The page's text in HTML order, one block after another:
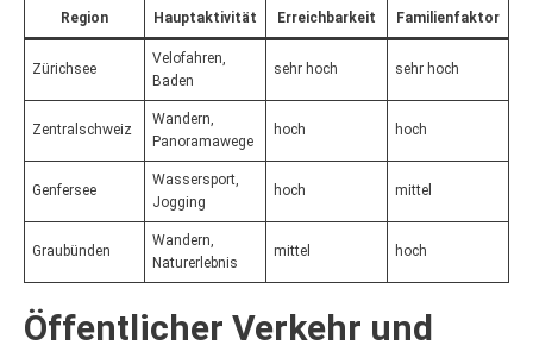
Region Hauptaktivität Erreichbarkeit Familienfaktor
Zürichsee
Velofahren,
Baden
sehr hoch sehr hoch
Zentralschweiz
Wandern,
Panoramawege
hoch hoch
Genfersee
Wassersport,
Jogging
hoch mittel
Graubünden
Wandern,
Naturerlebnis
mittel hoch
Öffentlicher Verkehr und